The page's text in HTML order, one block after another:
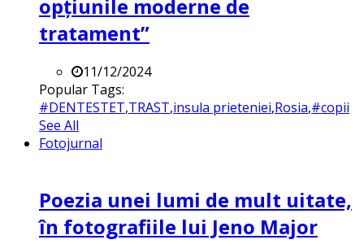
opțiunile moderne de
tratament”
11/12/2024
Popular Tags:
#DENTESTET,TRAST,insula prieteniei,Rosia,#copii
See All
Fotojurnal
Poezia unei lumi de mult uitate,
în fotografiile lui Jeno Major